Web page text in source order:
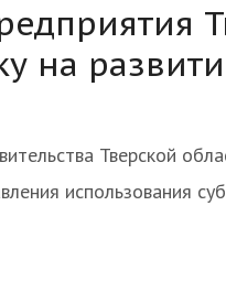
на
Тверской
использования